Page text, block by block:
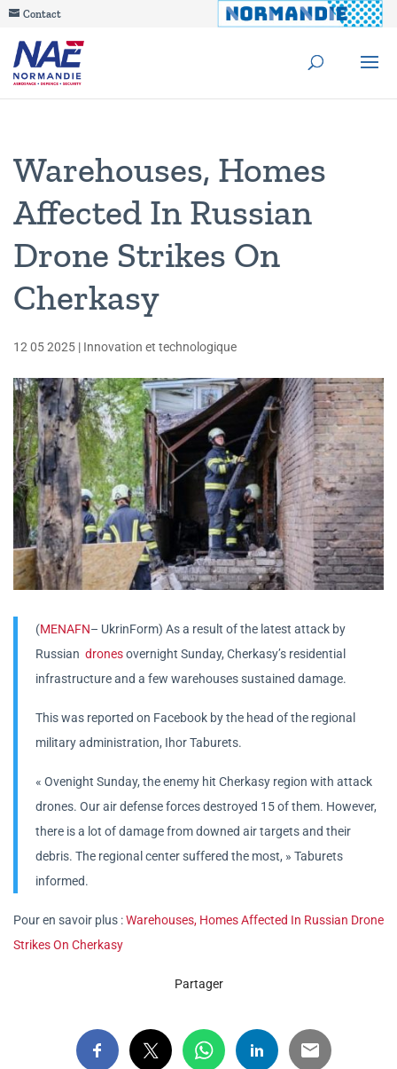
Contact
Warehouses, Homes
Affected In Russian
Drone Strikes On
Cherkasy
12 05 2025 | Innovation et technologique
(MENAFN– UkrinForm) As a result of the latest attack by
Russian dronesovernight Sunday, Cherkasy’s residential
infrastructure and a few warehouses sustained damage.
This was reported on Facebook by the head of the regional
military administration, Ihor Taburets.
« Ovenight Sunday, the enemy hit Cherkasy region with attack
drones. Our air defense forces destroyed 15 of them. However,
there is a lot of damage from downed air targets and their
debris. The regional center suffered the most, » Taburets
informed.
Pour en savoir plus :Warehouses, Homes Affected In Russian Drone
Strikes On Cherkasy
Partager